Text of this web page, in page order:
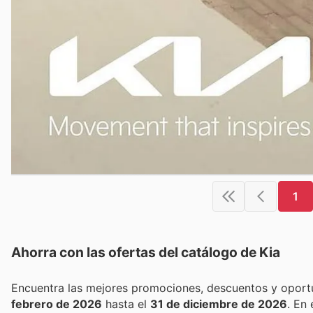
1
Ahorra con las ofertas del catálogo de Kia
febrero de 2026 hasta el 31 de diciembre de 2026 .